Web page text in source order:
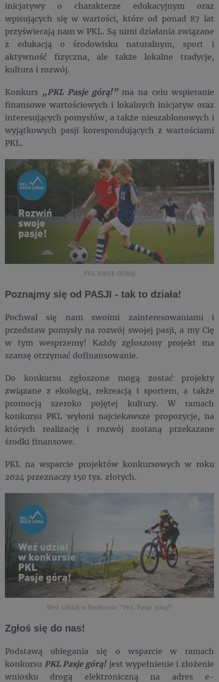
inicjatywy o charakterze edukacyjnym oraz
wpisujących się w wartości, które od ponad 87 lat
przyświecają nam w PKL. Są nimi działania związane
z edukacją o środowisku naturalnym, sport i
aktywność fizyczna, ale także lokalne tradycje,
kultura i rozwój.
Konkurs „PKL Pasje górą!”ma na celu wspieranie
finansowe wartościowych i lokalnych inicjatyw oraz
interesujących pomysłów, a także nieszablonowych i
wyjątkowych pasji korespondujących z wartościami
PKL.
PKL PASJE GÓRĄ!
Poznajmy się od PASJI - tak to działa!
Pochwal się nam swoimi zainteresowaniami i
przedstaw pomysły na rozwój swojej pasji, a my Cię
w tym wesprzemy! Każdy zgłoszony projekt ma
szansę otrzymać dofinansowanie.
Do konkursu zgłoszone mogą zostać projekty
związane z ekologią, rekreacją i sportem, a także
promocją szeroko pojętej kultury. W ramach
konkursu PKL wyłoni najciekawsze propozycje, na
których realizację i rozwój zostaną przekazane
środki finansowe.
PKL na wsparcie projektów konkursowych w roku
2024 przeznaczy 150 tys. złotych.
Weź udział w konkursie "PKL Pasje górą!"
Zgłoś się do nas!
Podstawą ubiegania się o wsparcie w ramach
konkursu PKL Pasje górą!jest wypełnienie i złożenie
wniosku drogą elektroniczną na adres e-